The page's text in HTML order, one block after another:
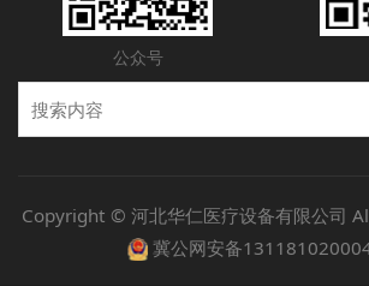
公众号
Copyright © 河北华仁医疗设备有限公司
冀公网安备